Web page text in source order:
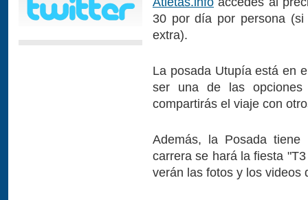
30 por día por persona
extra).
La posada Utupía está en
ser una de las opciones
compartirás el viaje con
Además, la Posada
carrera se hará la fiesta
verán las fotos y los videos